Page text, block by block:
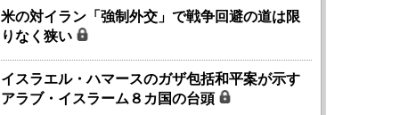
米の対イラン「強制外交」で戦争回避の道は限
りなく狭い
イスラエル・ハマースのガザ包括和平案が示す
アラブ・イスラーム８カ国の台頭